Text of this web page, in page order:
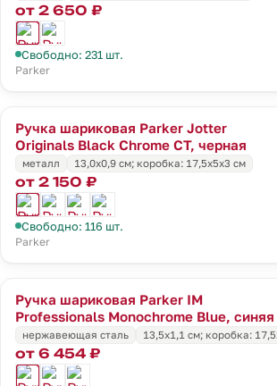
от 2 650 ₽
Свободно: 231 шт.
Parker
Ручка шариковая Parker Jotter
Originals Black Chrome CT, черная
металл 13,0х0,9 см; коробка: 17,5х5х3 см
от 2 150 ₽
Свободно: 116 шт.
Parker
Ручка шариковая Parker IM
Professionals Monochrome Blue, синяя
нержавеющая сталь 13,5х1,1 см; коробка:
от 6 454 ₽